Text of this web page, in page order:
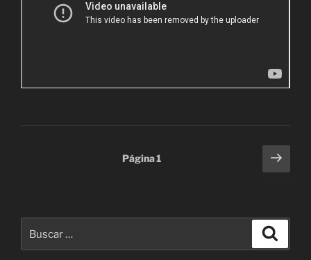
Página1
por: